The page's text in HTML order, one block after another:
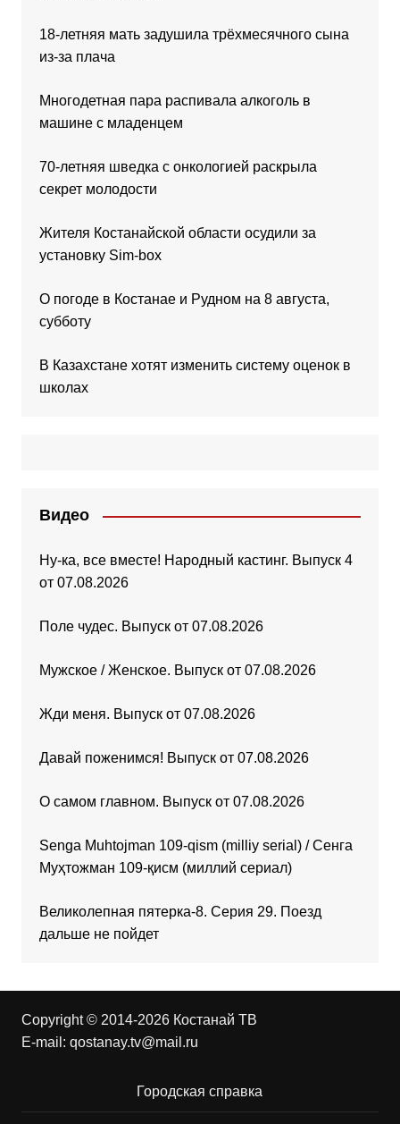
18-летняя мать задушила трёхмесячного сына
из-за плача
Многодетная пара распивала алкоголь в
машине с младенцем
70-летняя шведка с онкологией раскрыла
секрет молодости
Жителя Костанайской области осудили за
установку Sim-box
О погоде в Костанае и Рудном на 8 августа,
субботу
В Казахстане хотят изменить систему оценок в
школах
Видео
Ну-ка, все вместе! Народный кастинг. Выпуск 4
от 07.08.2026
Поле чудес. Выпуск от 07.08.2026
Мужское / Женское. Выпуск от 07.08.2026
Жди меня. Выпуск от 07.08.2026
Давай поженимся! Выпуск от 07.08.2026
О самом главном. Выпуск от 07.08.2026
Senga Muhtojman 109-qism (milliy serial) / Сенга
Муҳтожман 109-қисм (миллий сериал)
Великолепная пятерка-8. Серия 29. Поезд
дальше не пойдет
Copyright © 2014-2026 Костанай ТВ
E-mail: qostanay.tv@mail.ru
Городская справка